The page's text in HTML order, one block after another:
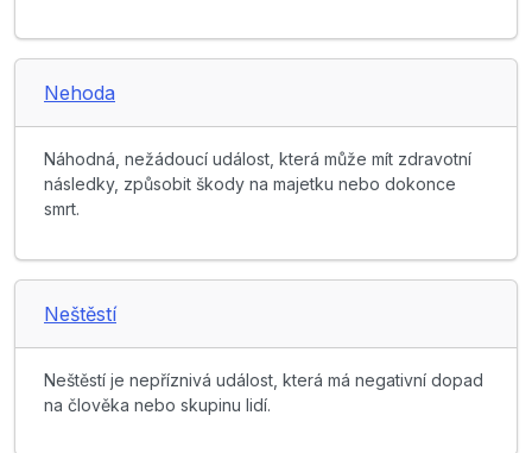
Nehoda
Náhodná, nežádoucí událost, která může mít zdravotní
následky, způsobit škody na majetku nebo dokonce
smrt.
Neštěstí
Neštěstí je nepříznivá událost, která má negativní dopad
na člověka nebo skupinu lidí.